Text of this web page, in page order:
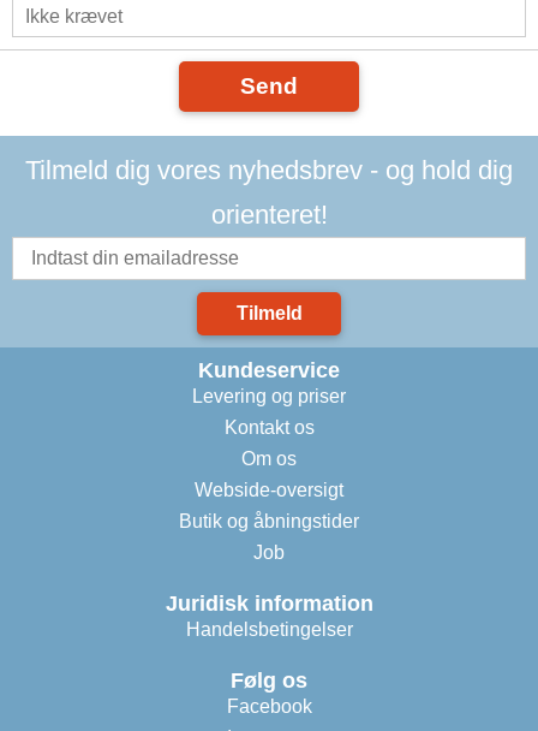
Send
Tilmeld dig vores nyhedsbrev - og hold dig
orienteret!
Tilmeld
Kundeservice
Levering og priser
Kontakt os
Om os
Webside-oversigt
Butik og åbningstider
Job
Juridisk information
Handelsbetingelser
Følg os
Facebook